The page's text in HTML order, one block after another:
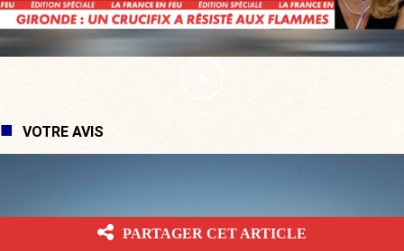
VOTRE AVIS
PARTAGER CET ARTICLE